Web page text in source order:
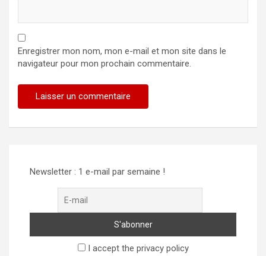
Enregistrer mon nom, mon e-mail et mon site dans le
navigateur pour mon prochain commentaire.
Newsletter : 1 e-mail par semaine !
I accept the privacy policy